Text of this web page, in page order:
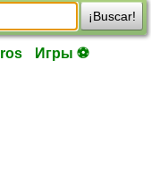
¡Buscar!
Игры ⚽